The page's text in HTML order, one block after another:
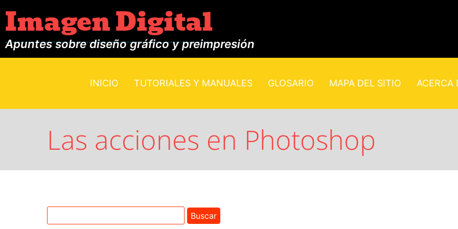
Imagen Digital
Apuntes sobre diseño gráfico y preimpresión
INICIO TUTORIALES Y MANUALES GLOSARIO MAPA DEL SITIO ACERCA
Las acciones en Photoshop